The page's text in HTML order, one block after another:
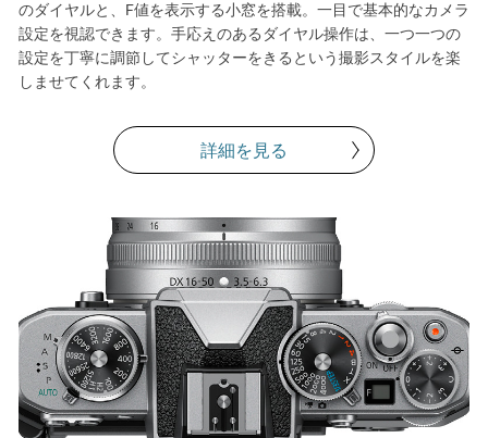
のダイヤルと、F値を表示する小窓を搭載。一目で基本的なカメラ
設定を視認できます。手応えのあるダイヤル操作は、一つ一つの
設定を丁寧に調節してシャッターをきるという撮影スタイルを楽
しませてくれます。
詳細を見る